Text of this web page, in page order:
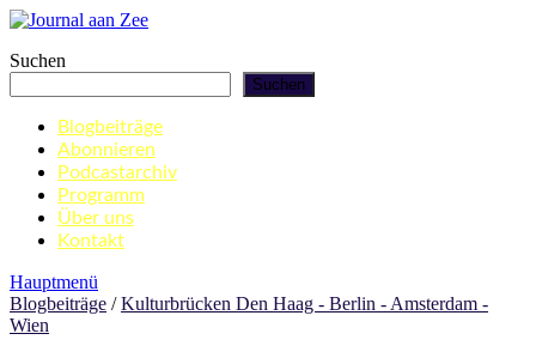
Zum
springen
Journal aan Zee
Suchen
Suchen
Blogbeiträge
Abonnieren
Podcastarchiv
Programm
Über uns
Kontakt
Hauptmenü
Blogbeiträge /Kulturbrücken Den Haag - Berlin - Amsterdam -
Wien